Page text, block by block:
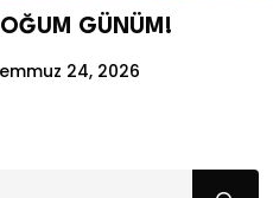
GÜNÜM!
24, 2026